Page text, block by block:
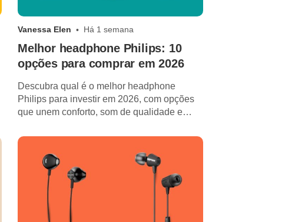
Vanessa Elen Há 1 semana
Melhor headphone Philips: 10
opções para comprar em 2026
Descubra qual é o melhor headphone
Philips para investir em 2026, com opções
que unem conforto, som de qualidade e